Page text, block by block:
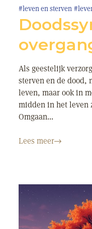
#leven en sterven
Als geestelijk
sterven en de dood,
leven, maar ook in
midden in het leven
Omgaan...
Lees meer